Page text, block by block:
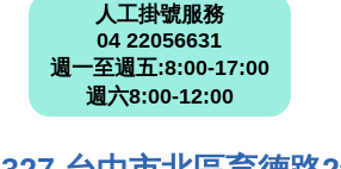
人工掛號服務
04 22056631
週一至週五:8:00-17:00
週六8:00-12:00